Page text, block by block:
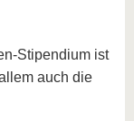
Stipendium ist
auch die